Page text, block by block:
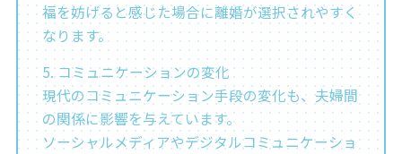
福を妨げると感じた場合に離婚が選択されやすく
なります。
5. コミュニケーションの変化
現代のコミュニケーション手段の変化も、夫婦間
の関係に影響を与えています。
ソーシャルメディアやデジタルコミュニケーショ